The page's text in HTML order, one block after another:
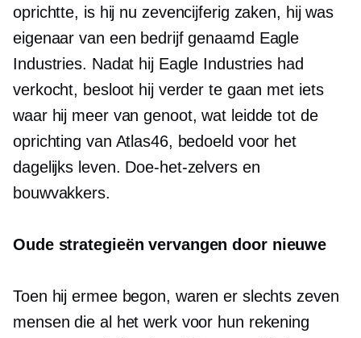
oprichtte, is hij nu zevencijferig zaken, hij was
eigenaar van een bedrijf genaamd Eagle
Industries. Nadat hij Eagle Industries had
verkocht, besloot hij verder te gaan met iets
waar hij meer van genoot, wat leidde tot de
oprichting van Atlas46, bedoeld voor het
dagelijks leven. Doe-het-zelversen
bouwvakkers.
Oude strategieën vervangen door nieuwe
Toen hij ermee begon, waren er slechts zeven
mensen die al het werk voor hun rekening